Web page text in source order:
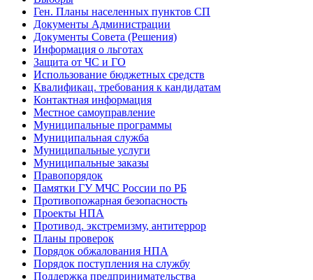
Ген. Планы населенных пунктов СП
Документы Администрации
Документы Совета (Решения)
Информация о льготах
Защита от ЧС и ГО
Использование бюджетных средств
Квалификац. требования к кандидатам
Контактная информация
Местное самоуправление
Муниципальные программы
Муниципальная служба
Муниципальные услуги
Муниципальные заказы
Правопорядок
Памятки ГУ МЧС России по РБ
Противопожарная безопасность
Проекты НПА
Противод. экстремизму, антитеррор
Планы проверок
Порядок обжалования НПА
Порядок поступления на службу
Поддержка предпринимательства